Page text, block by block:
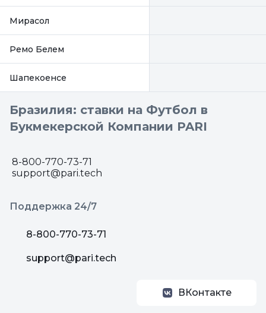
Мирасол
Ремо Белем
Шапекоенсе
Бразилия: ставки на Футбол в
Букмекерской Компании PARI
8-800-770-73-71
support@pari.tech
Поддержка 24/7
8-800-770-73-71
support@pari.tech
ВКонтакте